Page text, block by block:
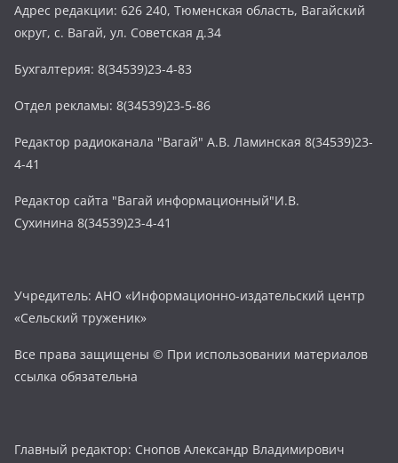
Адрес редакции: 626 240, Тюменская область, Вагайский
округ, с. Вагай, ул. Советская д.34
Бухгалтерия: 8(34539)23-4-83
Отдел рекламы: 8(34539)23-5-86
Редактор радиоканала "Вагай" А.В. Ламинская 8(34539)23-
4-41
Редактор сайта "Вагай информационный"И.В.
Сухинина 8(34539)23-4-41
Учредитель: АНО «Информационно-издательский центр
«Сельский труженик»
Все права защищены © При использовании материалов
ссылка обязательна
Главный редактор: Снопов Александр Владимирович